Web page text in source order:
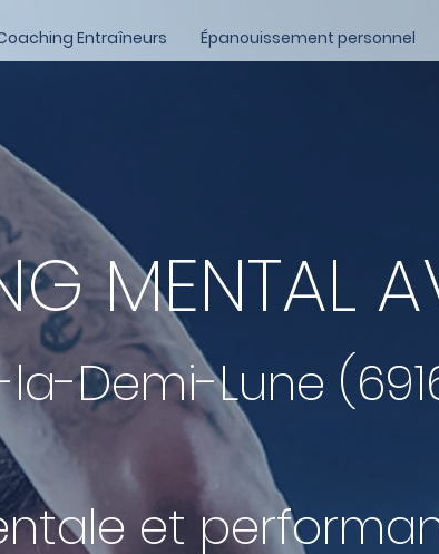
Entraîneurs Épanouissement personnel
MENTAL
la-Demi-Lune
et